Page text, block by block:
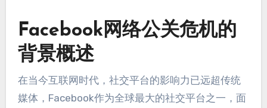
Facebook网络公关危机的
背景概述
在当今互联网时代，社交平台的影响力已远超传统
媒体，Facebook作为全球最大的社交平台之一，面